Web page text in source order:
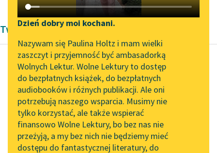
Katalog DAISY
Podkasty o książkach
Zgłoś brak utworu
Aktualności
Zapraszamy na spotkanie
online z tłumaczkami
literatury skandynawskiej
Spotkanie z Katarzyną
Tunkiel w Oslo
Wolne Lektury na 32.
Pol’and’Rock Festivalu
Narzędzia
Mapa Wolnych Lektur
Leśmianator
Przewodnik dla piszących i
czytających
API
Dzień dobry moi kochani.
Nazywam się Paulina Holtz i mam wielki
zaszczyt i przyjemność być ambasadorką
Wolnych Lektur. Wolne Lektury to dostęp
do bezpłatnych książek, do bezpłatnych
audiobooków i różnych publikacji. Ale oni
potrzebują naszego wsparcia. Musimy nie
tylko korzystać, ale także wspierać
finansowo Wolne Lektury, bo bez nas nie
przeżyją, a my bez nich nie będziemy mieć
dostępu do fantastycznej literatury, do
Twórczość Jerzego Andrzejewskiego
Jerzy Andrzejewski
Miazga
Edward Kubiak, jeszcze
w łóżku, słucha radia i
z dziennika